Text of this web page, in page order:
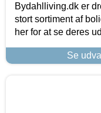
Bydahlliving.dk er
stort sortiment af
her for at se deres
Se